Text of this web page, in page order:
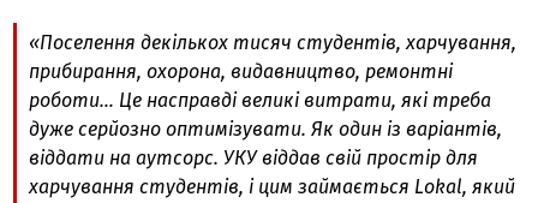
«Поселення декількох тисяч студентів, харчування,
прибирання, охорона, видавництво, ремонтні
роботи… Це насправді великі витрати, які треба
дуже серйозно оптимізувати. Як один із варіантів,
віддати на аутсорс. УКУ віддав свій простір для
харчування студентів, і цим займається Lokal, який